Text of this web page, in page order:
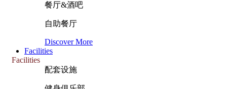
餐厅&酒吧
自助餐厅
Discover More
Facilities
Facilities
配套设施